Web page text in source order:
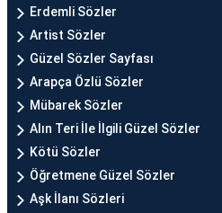
Erdemli Sözler
Artist Sözler
Güzel Sözler Sayfası
Arapça Özlü Sözler
Mübarek Sözler
Alın Teri İle İlgili Güzel Sözler
Kötü Sözler
Öğretmene Güzel Sözler
Aşk İlanı Sözleri